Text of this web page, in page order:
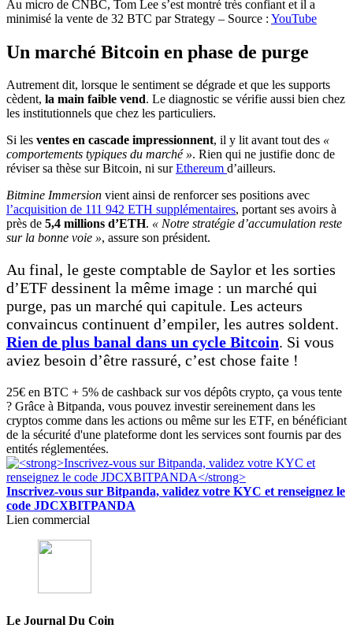
Au micro de CNBC, Tom Lee s’est montré très confiant et il a
minimisé la vente de 32 BTC par Strategy – Source : YouTube
Un marché Bitcoin en phase de purge
Autrement dit, lorsque le sentiment se dégrade et que les supports
cèdent, la main faible vend. Le diagnostic se vérifie aussi bien chez
les institutionnels que chez les particuliers.
Si les ventes en cascade impressionnent, il y lit avant tout des «
comportements typiques du marché ». Rien qui ne justifie donc de
réviser sa thèse sur Bitcoin, ni surEthereum d’ailleurs.
Bitmine Immersion vient ainsi de renforcer ses positions avec
l’acquisition de 111 942 ETH supplémentaires, portant ses avoirs à
près de 5,4 millions d’ETH. « Notre stratégie d’accumulation reste
sur la bonne voie », assure son président.
Au final, le geste comptable de Saylor et les sorties
d’ETF dessinent la même image : un marché qui
purge, pas un marché qui capitule. Les acteurs
convaincus continuent d’empiler, les autres soldent.
Rien de plus banal dans un cycle Bitcoin. Si vous
aviez besoin d’être rassuré, c’est chose faite !
25€ en BTC + 5% de cashback sur vos dépôts crypto, ça vous tente
? Grâce à Bitpanda, vous pouvez investir sereinement dans les
cryptos comme dans les actions ou même sur les ETF, en bénéficiant
de la sécurité d'une plateforme dont les services sont fournis par des
entités réglementées.
Inscrivez-vous sur Bitpanda, validez votre KYC et renseignez le
code JDCXBITPANDA
Lien commercial
Le Journal Du Coin